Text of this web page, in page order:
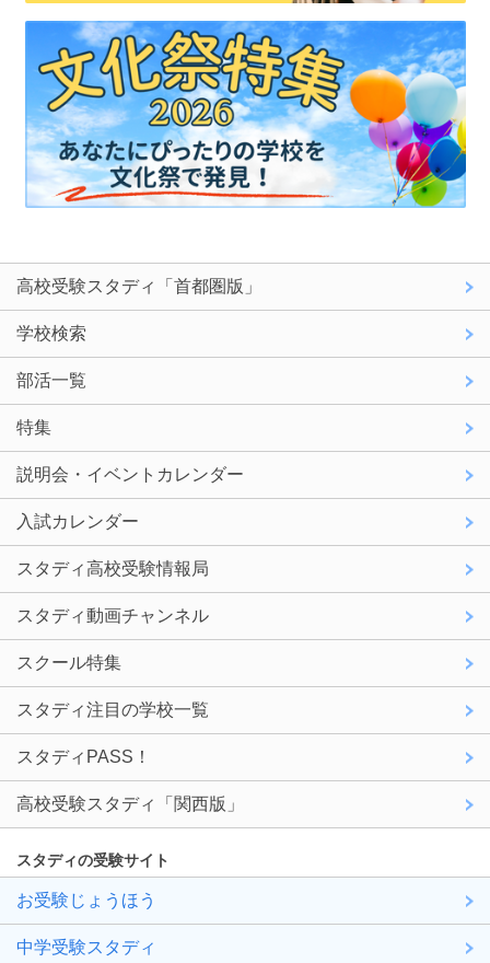
高校受験スタディ「首都圏版」
学校検索
部活一覧
特集
説明会・イベントカレンダー
入試カレンダー
スタディ高校受験情報局
スタディ動画チャンネル
スクール特集
スタディ注目の学校一覧
スタディPASS！
高校受験スタディ「関西版」
スタディの受験サイト
お受験じょうほう
中学受験スタディ